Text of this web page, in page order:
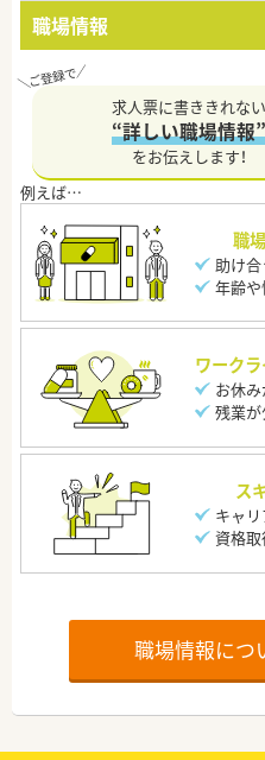
職場情報
求人票に書ききれない
“詳しい職場情報”
をお伝えします！
職
助け
年齢
ワーク
お休
残業
ス
キャ
資格
職場情報につ